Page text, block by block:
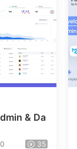
& Da
0 35